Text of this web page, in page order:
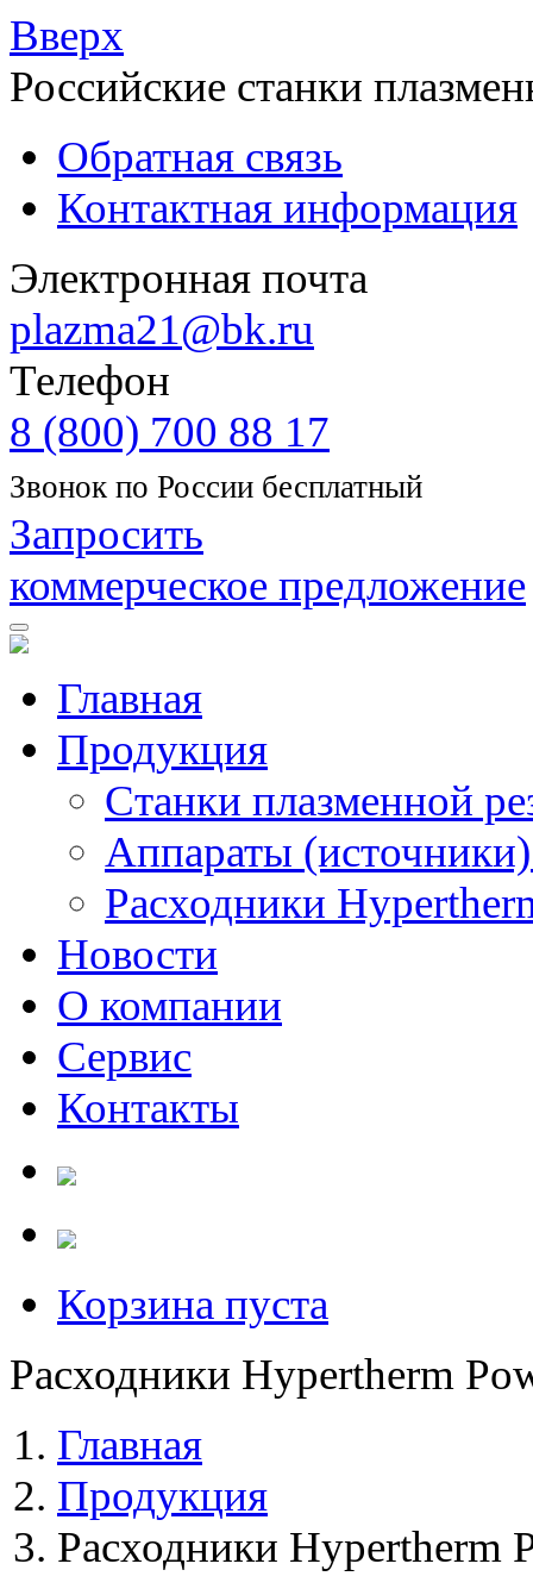
Вверх
Российские станки
Обратная связь
Контактная информация
Электронная почта
plazma21@bk.ru
Телефон
8 (800) 700 88 17
Звонок по России бесплатный
Запросить
коммерческое предложение
Главная
Продукция
Станки плазменной
Аппараты
Расходники
Новости
О компании
Сервис
Контакты
Корзина пуста
Расходники Hypertherm
Главная
Продукция
Расходники Hypertherm